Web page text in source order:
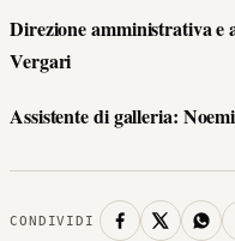
Direzione amministrativa e
Vergari
Assistente di galleria:
CONDIVIDI